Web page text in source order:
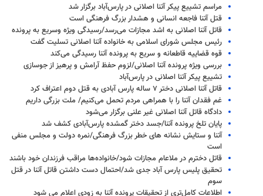
مراسم تشییع پیکر آتنا اصلانی در پارس‌آباد برگزار شد
قتل آتنا فاجعه انسانی و هشدار بزرگ فرهنگی است
قاتل آتنا اصلانی به اشد مجازات می‌رسد/رسیدگی ویژه وسریع به پرونده
رئیس مجلس شورای اسلامی به خانواده آتنا اصلانی تسلیت گفت
قوه قضاییه قاطعانه و سریع به پرونده آتنا رسیدگی می‌کند
بررسی ویژه پرونده آتنا اصلانی/لزوم حفظ آرامش و پرهیز از جوسازی
تشییع پیکر آتنا اصلانی در پارس‌آباد
قاتل آتنا اصلانی دختر ۷ ساله پارس آبادی به قتل دوم اعتراف کرد
غم فقدان آتنا را با همراهی مردم تحمل می‌کنیم/ ملت بزرگی داریم
دادگاه قاتل آتنا اصلانی غیر علنی برگزار می‌شود
پایان تلخ پرونده آتنا/جسد دختر گمشده پارس‌آبادی کشف شد
آتنا و ستایش نشانه های خطر بزرگ فرهنگی/نمره دولت و مجلس منفی
است
قاتل دخترم در ملاعام مجازات شود/خانواده‌ها مراقب فرزندان خود باشند
تحقیق پلیس پارس آباد جدی شد/احتمال دست داشتن قاتل آتنا در قتل
سوم
اطلاعات کامل‌تری از تحقیقات پرونده آتنا به زودی اعلام می شود